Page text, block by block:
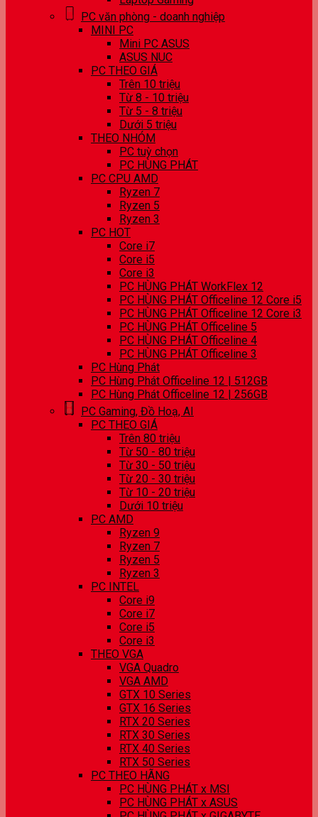
PC văn phòng - doanh nghiệp
MINI PC
Mini PC ASUS
ASUS NUC
PC THEO GIÁ
Trên 10 triệu
Từ 8 - 10 triệu
Từ 5 - 8 triệu
Dưới 5 triệu
THEO NHÓM
PC tuỳ chọn
PC HÙNG PHÁT
PC CPU AMD
Ryzen 7
Ryzen 5
Ryzen 3
PC HOT
Core i7
Core i5
Core i3
PC HÙNG PHÁT WorkFlex 12
PC HÙNG PHÁT Officeline 12 Core i5
PC HÙNG PHÁT Officeline 12 Core i3
PC HÙNG PHÁT Officeline 5
PC HÙNG PHÁT Officeline 4
PC HÙNG PHÁT Officeline 3
PC Hùng Phát
PC Hùng Phát Officeline 12 | 512GB
PC Hùng Phát Officeline 12 | 256GB
PC Gaming, Đồ Hoạ, AI
PC THEO GIÁ
Trên 80 triệu
Từ 50 - 80 triệu
Từ 30 - 50 triệu
Từ 20 - 30 triệu
Từ 10 - 20 triệu
Dưới 10 triệu
PC AMD
Ryzen 9
Ryzen 7
Ryzen 5
Ryzen 3
PC INTEL
Core i9
Core i7
Core i5
Core i3
THEO VGA
VGA Quadro
VGA AMD
GTX 10 Series
GTX 16 Series
RTX 20 Series
RTX 30 Series
RTX 40 Series
RTX 50 Series
PC THEO HÃNG
PC HÙNG PHÁT x MSI
PC HÙNG PHÁT x ASUS